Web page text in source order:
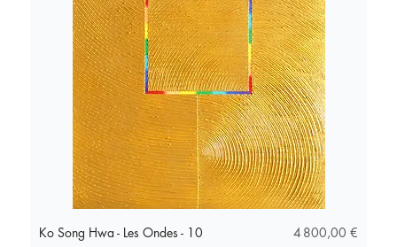
Ko Song Hwa - Les Ondes - 10 Prix
4 800,00 €